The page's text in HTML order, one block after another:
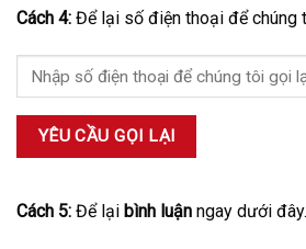
Cách 4: Để lại số điện thoại để chúng
Cách 5: Để lại bình luận ngay dưới đây.